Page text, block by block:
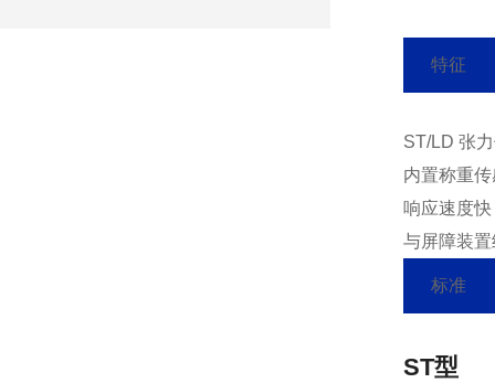
特征
ST/LD 张
内置称重
响应速度
与屏障装
标准
ST型